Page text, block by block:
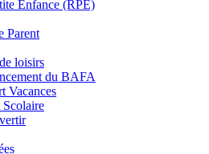
Enfance (RPE)
Parent
loisirs
du BAFA
Vacances
Scolaire